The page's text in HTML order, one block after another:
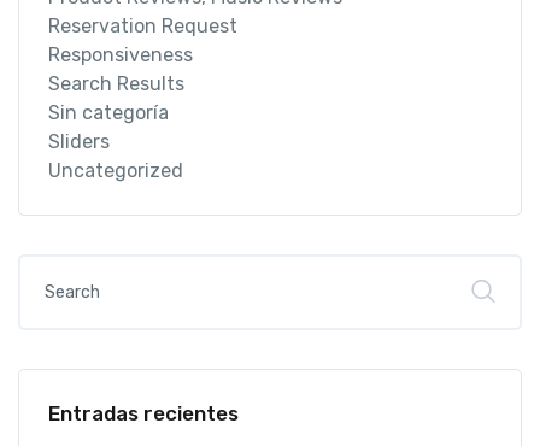
Reservation Request
Responsiveness
Search Results
Sin categoría
Sliders
Uncategorized
Entradas recientes